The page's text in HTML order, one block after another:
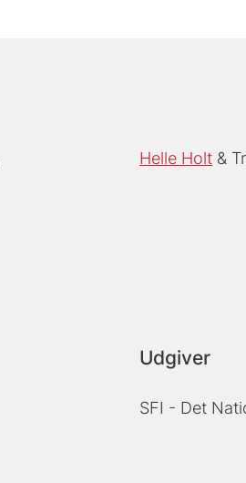
Helle Holt
Udgiver
SFI - Det